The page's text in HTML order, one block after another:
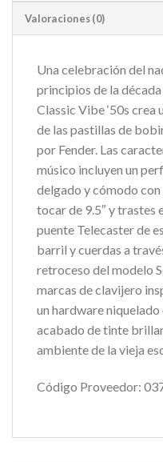
Valoraciones (0)
Una celebración del
principios de la
Classic Vibe ‘50s
de las pastillas de
por Fender. Las
músico incluyen un
delgado y cómodo
tocar de 9.5″ y trastes
puente Telecaster de
barril y cuerdas a
retroceso del modelo
marcas de clavijero
un hardware
acabado de tinte
ambiente de la vieja
Código Proveedor: